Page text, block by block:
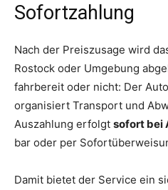
Sofortzahlung
Nach der Preiszusage wird
Rostock oder Umgebung
fahrbereit oder nicht: Der
organisiert Transport und
Auszahlung erfolgt sofort bei
bar oder per
Damit bietet der Service ein